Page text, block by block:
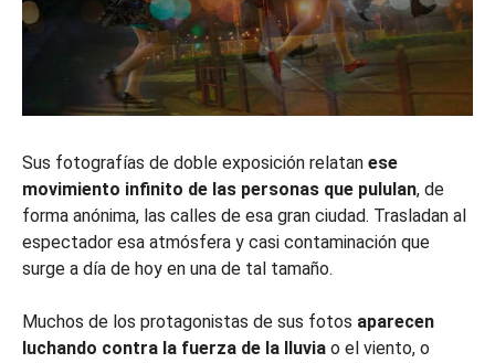
Sus fotografías de doble exposición relatan ese
movimiento infinito de las personas que pululan, de
forma anónima, las calles de esa gran ciudad. Trasladan al
espectador esa atmósfera y casi contaminación que
surge a día de hoy en una de tal tamaño.
Muchos de los protagonistas de sus fotos aparecen
luchando contra la fuerza de la lluvia o el viento, o